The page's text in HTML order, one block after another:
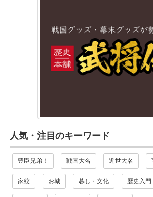
人気・注目のキーワード
豊臣兄弟！ 戦国大名 近世大名
家紋 お城 暮し・文化 歴史入門